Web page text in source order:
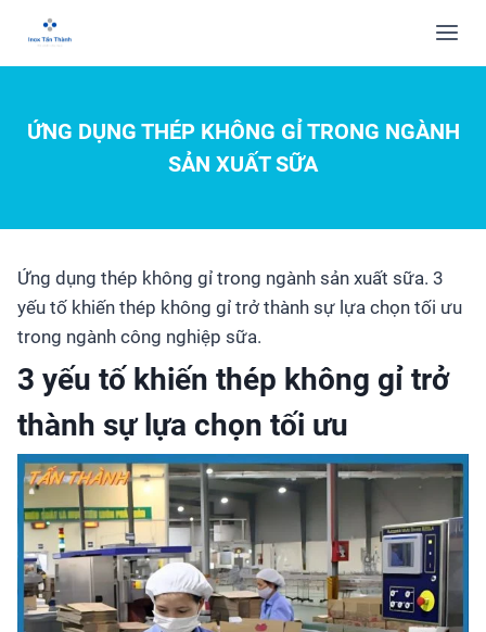
ỨNG DỤNG THÉP KHÔNG GỈ TRONG NGÀNH
SẢN XUẤT SỮA
Ứng dụng thép không gỉ trong ngành sản xuất sữa. 3
yếu tố khiến thép không gỉ trở thành sự lựa chọn tối ưu
trong ngành công nghiệp sữa.
3 yếu tố khiến thép không gỉ trở
thành sự lựa chọn tối ưu